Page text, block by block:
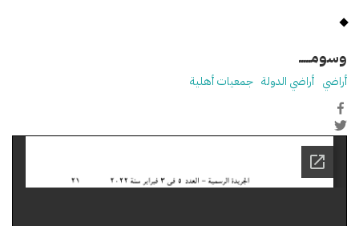
وسومـــــ
أراضي أراضي الدولة جمعيات أهلية